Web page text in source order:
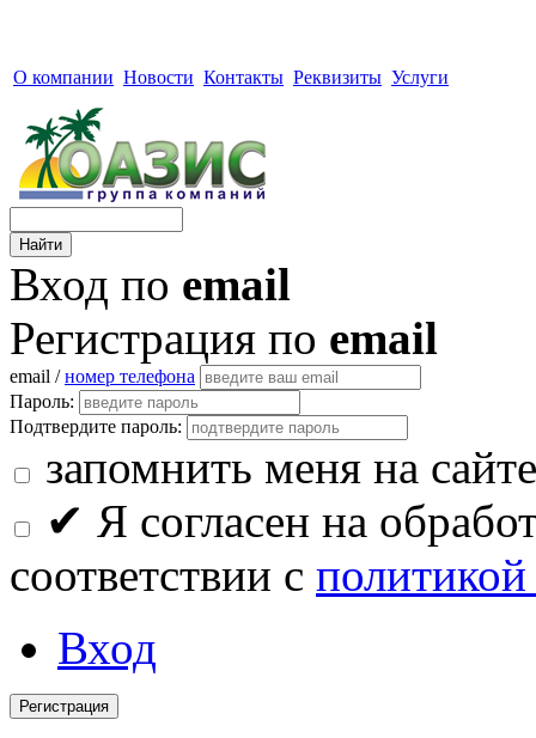
О компании Новости Контакты Реквизиты Услуги
Вход по email
Регистрация по email
email /номер телефона
Пароль:
Подтвердите пароль:
запомнить меня на сайте
✔ Я согласен на
соответствии с
Вход
Регистрация